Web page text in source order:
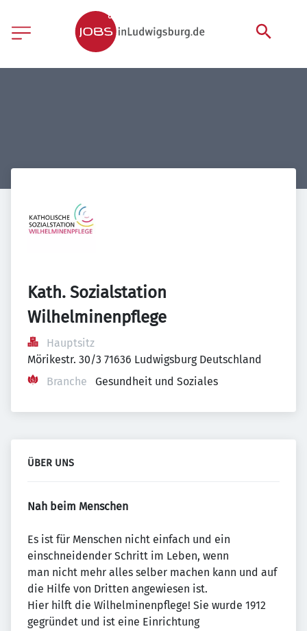
Kath. Sozialstation
Wilhelminenpflege
Hauptsitz
Mörikestr. 30/3 71636 Ludwigsburg Deutschland
Branche
Gesundheit und Soziales
ÜBER UNS
Nah beim Menschen
Es ist für Menschen nicht einfach und ein
einschneidender Schritt im Leben, wenn
man nicht mehr alles selber machen kann und auf
die Hilfe von Dritten angewiesen ist.
Hier hilft die Wilhelminenpflege! Sie wurde 1912
gegründet und ist eine Einrichtung